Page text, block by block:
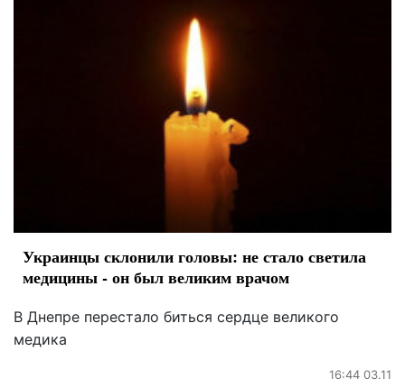
Украинцы склонили головы: не стало светила
медицины - он был великим врачом
В Днепре перестало биться сердце великого
медика
16:44 03.11